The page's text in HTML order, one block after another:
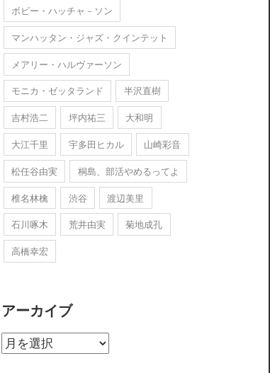
ボビー・ハッチャ－ソン
マンハッタン・ジャズ・クインテット
メアリー・ハルヴァーソン
モニカ・ゼッタランド
半沢直樹
吉村浩二
坪内祐三
大和明
大江千里
宇多田ヒカル
山崎彩音
松任谷由実
桐島、部活やめるってよ
椎名林檎
渋谷
渡辺美里
石川啄木
荒井由実
菊地成孔
高橋幸宏
アーカイブ
ア